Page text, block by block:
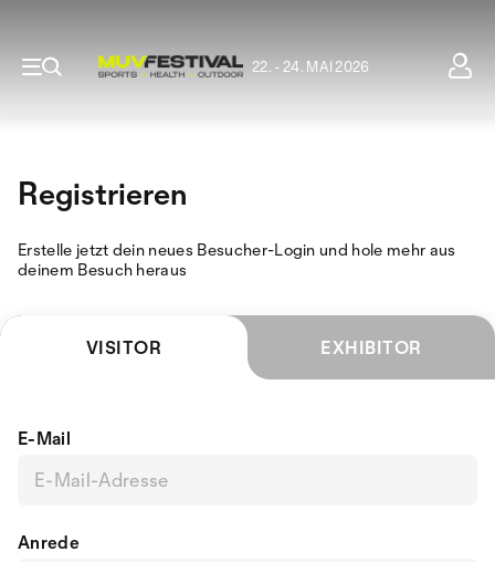
22. - 24. MAI 2026
Registrieren
Erstelle jetzt dein neues Besucher-Login und hole mehr aus
deinem Besuch heraus
VISITOR EXHIBITOR
E-Mail
Anrede